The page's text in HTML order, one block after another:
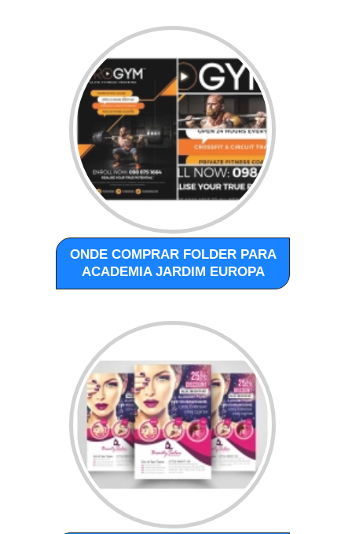
ONDE COMPRAR FOLDER PARA
ACADEMIA JARDIM EUROPA